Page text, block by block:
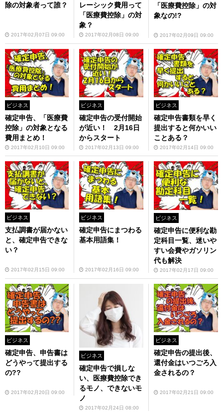
除の対象者って誰？
2017年02月07日 09:00
レーシック費用って
「医療費控除」の対
象？
2017年02月08日 09:00
「医療費控除」の対
象なの!?
2017年02月09日 09:00
ビジネス
確定申告、「医療費
控除」の対象となる
費用まとめ！
2017年02月10日 09:00
ビジネス
確定申告の受付開始
が近い！ 2月16日
からスタート
2017年02月13日 09:00
ビジネス
確定申告書類を早く
提出すると何かいい
ことある？
2017年02月14日 09:00
ビジネス
支払調書が届かない
と、確定申告できな
い？
2017年02月15日 09:00
ビジネス
確定申告にまつわる
基本用語集！
2017年02月16日 09:00
ビジネス
確定申告に便利な勘
定科目一覧、迷いや
すい会費やガソリン
代も解決
2017年02月17日 09:00
ビジネス
確定申告、申告書は
どうやって提出する
の??
2017年02月20日 09:00
ビジネス
確定申告で損しな
い、医療費控除でき
るモノ、できないモ
ノ
2017年02月24日 08:00
ビジネス
確定申告の提出後、
還付金はいつごろ入
金されるの？
2017年02月21日 09:00